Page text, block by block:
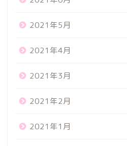
2021年5月
2021年4月
2021年3月
2021年2月
2021年1月